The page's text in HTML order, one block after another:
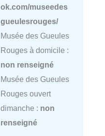
ok.com/museedes
gueulesrouges/
Musée des Gueules
Rouges à domicile :
non renseigné
Musée des Gueules
Rouges ouvert
dimanche : non
renseigné